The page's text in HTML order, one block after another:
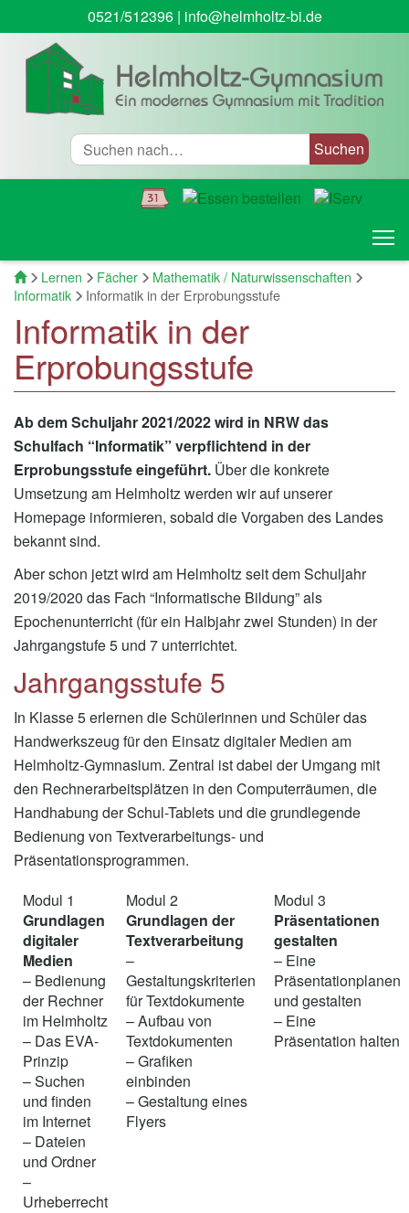
0521/512396| info@helmholtz-bi.de
Suche
Startseite
Lernen Fächer
Mathematik / Naturwissenschaften
Informatik
Informatik in der Erprobungsstufe
Informatik in der
Erprobungsstufe
Ab dem Schuljahr 2021/2022 wird in NRW das
Schulfach “Informatik” verpflichtend in der
Erprobungsstufe eingeführt. Über die konkrete
Umsetzung am Helmholtz werden wir auf unserer
Homepage informieren, sobald die Vorgaben des Landes
bekannt sind.
Aber schon jetzt wird am Helmholtz seit dem Schuljahr
2019/2020 das Fach “Informatische Bildung” als
Epochenunterricht (für ein Halbjahr zwei Stunden) in der
Jahrgangstufe 5 und 7 unterrichtet.
Jahrgangsstufe 5
In Klasse 5 erlernen die Schülerinnen und Schüler das
Handwerkszeug für den Einsatz digitaler Medien am
Helmholtz-Gymnasium. Zentral ist dabei der Umgang mit
den Rechnerarbeitsplätzen in den Computerräumen, die
Handhabung der Schul-Tablets und die grundlegende
Bedienung von Textverarbeitungs- und
Präsentationsprogrammen.
Modul 1
Grundlagen
digitaler
Medien
– Bedienung
der Rechner
im Helmholtz
– Das EVA-
Prinzip
– Suchen
und finden
im Internet
– Dateien
und Ordner
–
Urheberrecht
Modul 2
Grundlagen der
Textverarbeitung
–
Gestaltungskriterien
für Textdokumente
– Aufbau von
Textdokumenten
– Grafiken
einbinden
– Gestaltung eines
Flyers
Modul 3
Präsentationen
gestalten
– Eine
Präsentationplanen
und gestalten
– Eine
Präsentation halten